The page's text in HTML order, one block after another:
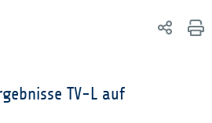
TV-L auf